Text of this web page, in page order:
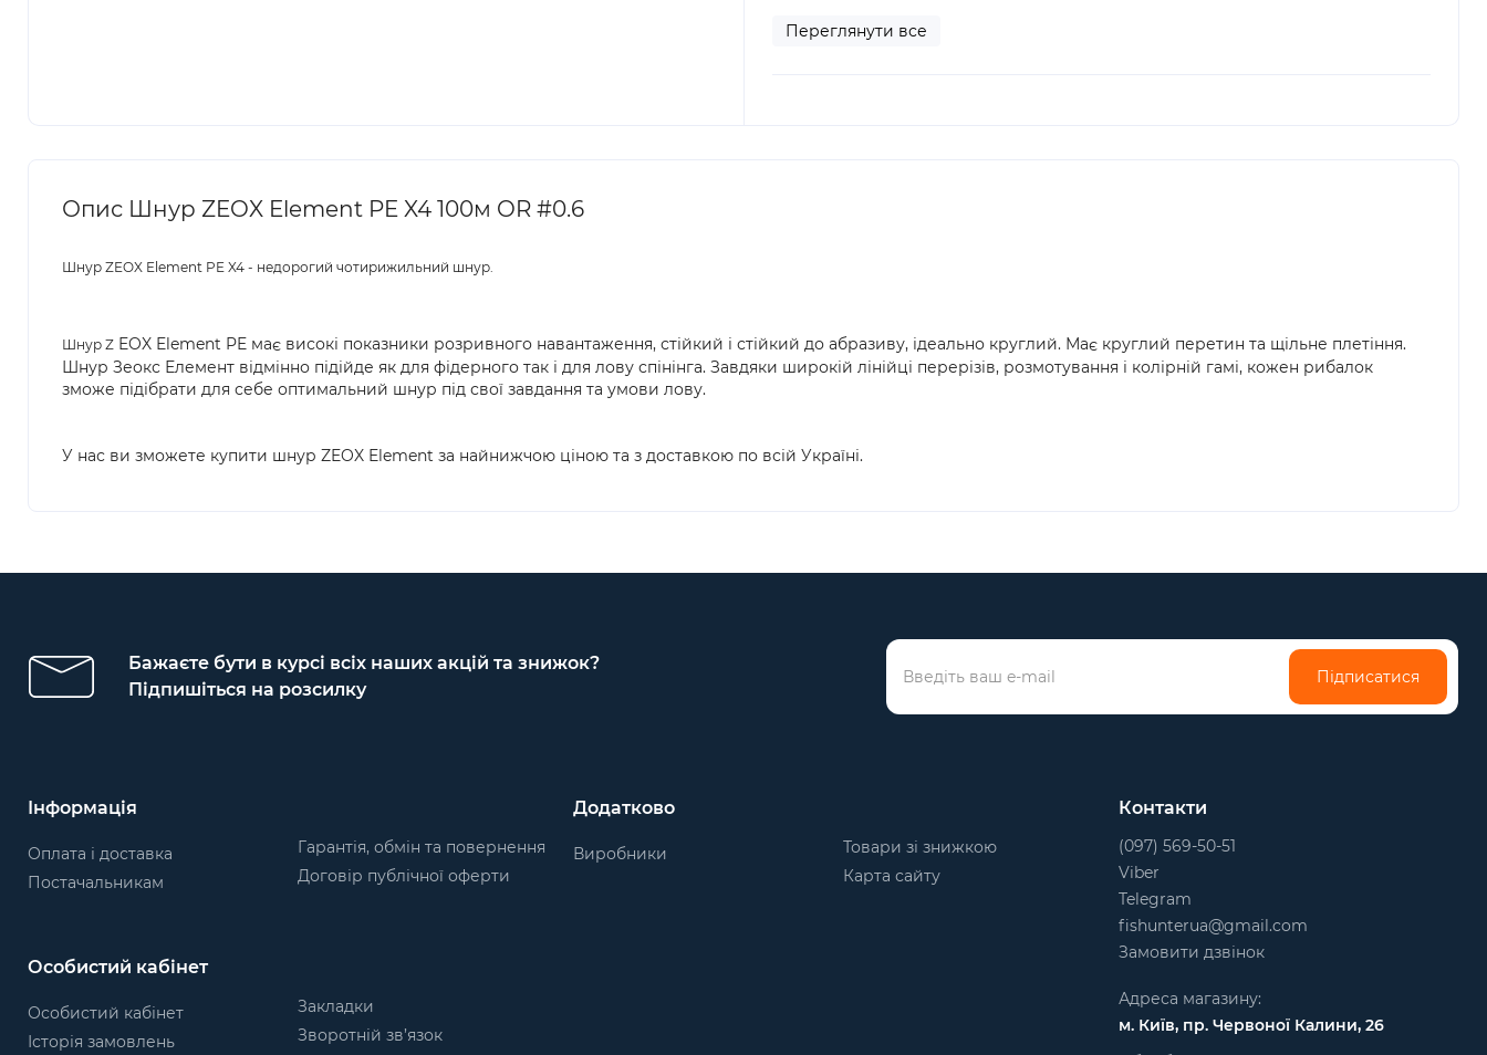
Переглянути все
Опис Шнур ZEOX Element PE X4 100м OR #0.6
Шнур ZEOX Element PE X4 - недорогий чотирижильний шнур.
Шнур Z EOX Element PE має високі показники розривного навантаження, стійкий і стійкий до абразиву, ідеально круглий. Має круглий перетин та щільне плетіння.
Шнур Зеокс Елемент відмінно підійде як для фідерного так і для лову спінінга. Завдяки широкій лінійці перерізів, розмотування і колірній гамі, кожен рибалок
зможе підібрати для себе оптимальний шнур під свої завдання та умови лову.
У нас ви зможете купити шнур ZEOX Element за найнижчою ціною та з доставкою по всій Україні.
Бажаєте бути в курсі всіх наших акцій та знижок?
Підпишіться на розсилку
Підписатися
Інформація
Оплата і доставка
Постачальникам
Гарантія, обмін та повернення
Договір публічної оферти
Додатково
Виробники
Товари зі знижкою
Карта сайту
Особистий кабінет
Особистий кабінет
Історія замовлень
Закладки
Зворотній зв’язок
Контакти
(097) 569-50-51
Viber
Telegram
fishunterua@gmail.com
Замовити дзвінок
Адреса магазину:
м. Київ, пр. Червоної Калини, 26